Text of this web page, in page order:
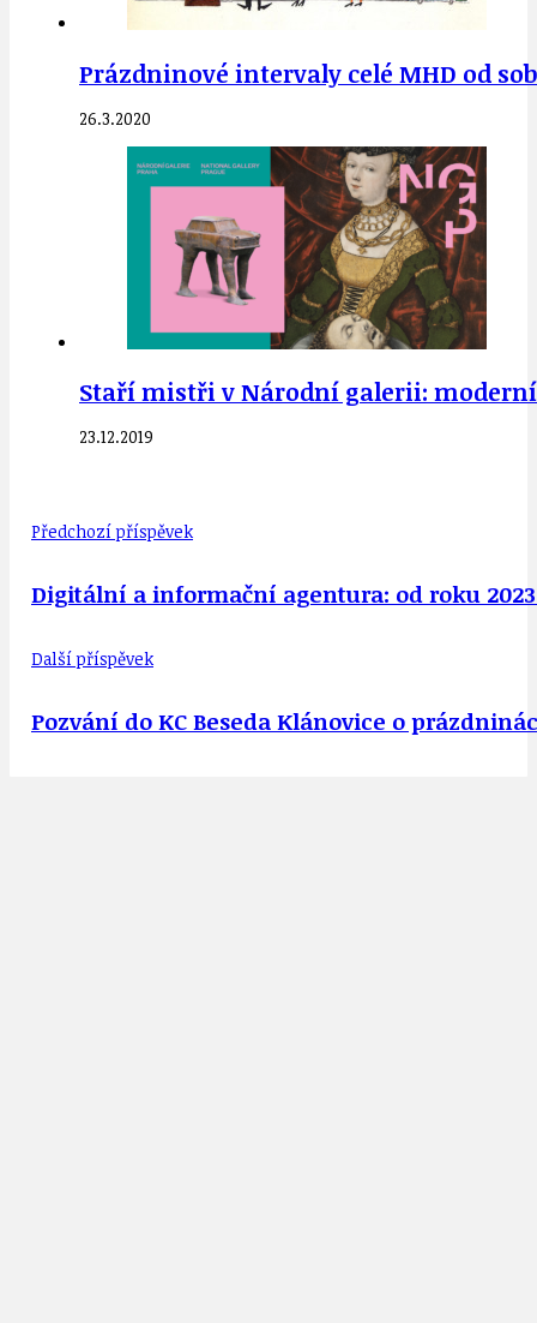
Prázdninové intervaly celé MHD od
26.3.2020
Staří mistři v Národní galerii: moderní
23.12.2019
Předchozí příspěvek
Digitální a informační agentura: od roku
Další příspěvek
Pozvání do KC Beseda Klánovice o